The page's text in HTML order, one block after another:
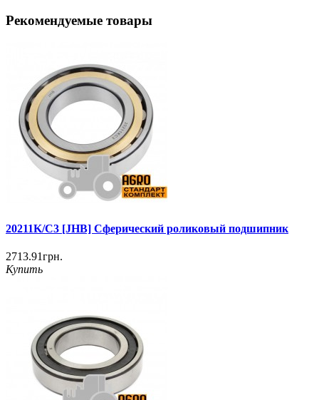
Рекомендуемые товары
20211K/C3 [JHB] Сферический роликовый подшипник
2713.91грн.
Купить